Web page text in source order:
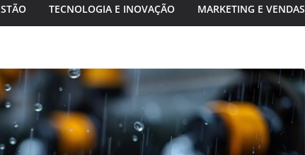
TECNOLOGIA E INOVAÇÃO MARKETING E VENDAS